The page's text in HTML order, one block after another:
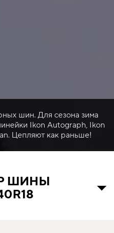
шин. Для сезона зима
Ikon Autograph, Ikon
Цепляют как раньше!
ШИНЫ